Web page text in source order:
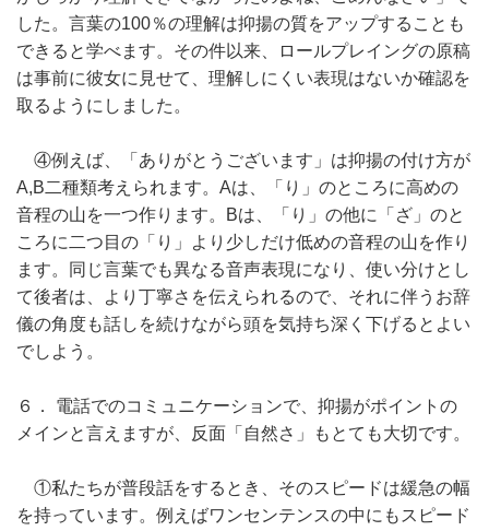
した。言葉の100％の理解は抑揚の質をアップすることも
できると学べます。その件以来、ロールプレイングの原稿
は事前に彼女に見せて、理解しにくい表現はないか確認を
取るようにしました。
④例えば、「ありがとうございます」は抑揚の付け方が
A,B二種類考えられます。Aは、「り」のところに高めの
音程の山を一つ作ります。Bは、「り」の他に「ざ」のと
ころに二つ目の「り」より少しだけ低めの音程の山を作り
ます。同じ言葉でも異なる音声表現になり、使い分けとし
て後者は、より丁寧さを伝えられるので、それに伴うお辞
儀の角度も話しを続けながら頭を気持ち深く下げるとよい
でしよう。
６． 電話でのコミュニケーションで、抑揚がポイントの
メインと言えますが、反面「自然さ」もとても大切です。
①私たちが普段話をするとき、そのスピードは緩急の幅
を持っています。例えばワンセンテンスの中にもスピード